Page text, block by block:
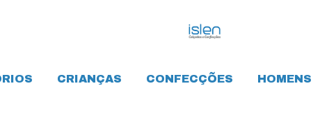
CRIANÇAS CONFECÇÕES HOMENS